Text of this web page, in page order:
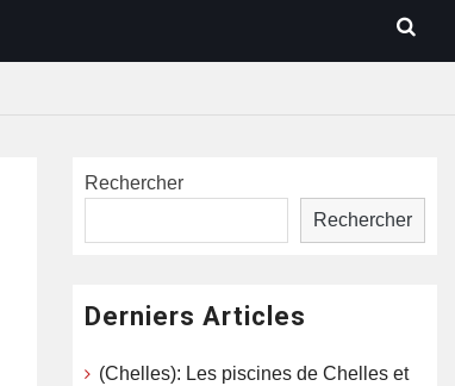
Rechercher
Rechercher
Derniers Articles
(Chelles): Les piscines de Chelles et